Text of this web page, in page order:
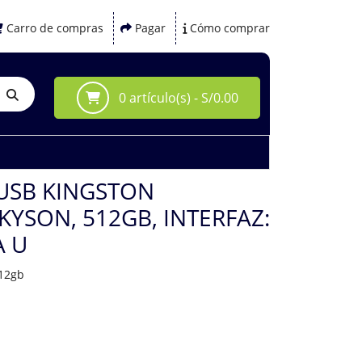
Carro de compras Pagar Cómo comprar
0 artículo(s) - S/0.00
KINGSTON
512GB, INTERFAZ:
U